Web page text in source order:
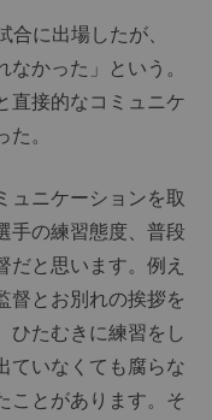
に出場したが、
なかった」という。
直接的なコミュニケ
。
ニケーションを取
手の練習態度、普段
だと思います。例え
督とお別れの挨拶を
ひたむきに練習をし
ていなくても腐らな
ことがあります。そ